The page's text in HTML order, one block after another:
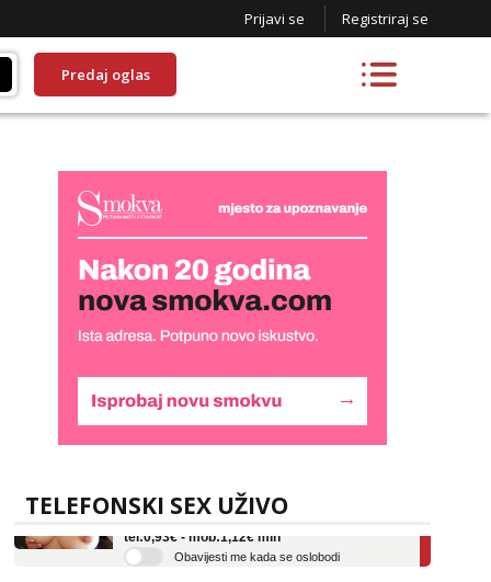
Prijavi se Registriraj se
Predaj oglas
TELEFONSKI SEX UŽIVO
Liliana
Tel: 064/677-677 - Kod: #69
tel:0,93€ - mob:1,12€ min
Obavijesti me kada se oslobodi